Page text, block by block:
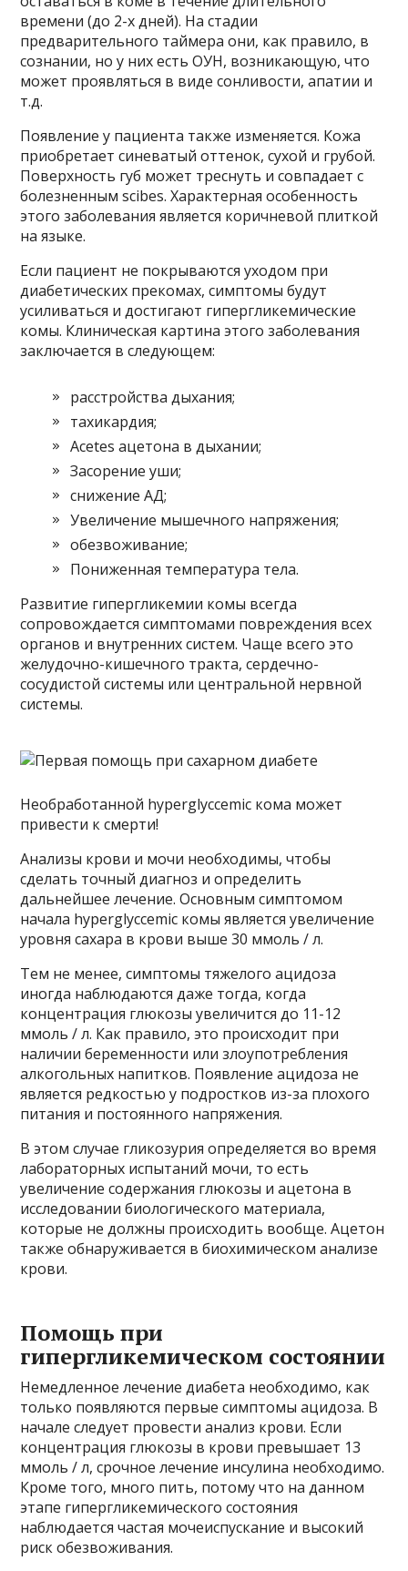
времени (до 2-х дней). На стадии
предварительного таймера они, как правило, в
сознании, но у них есть ОУН, возникающую, что
может проявляться в виде сонливости, апатии и
т.д.
Появление у пациента также изменяется. Кожа
приобретает синеватый оттенок, сухой и грубой.
Поверхность губ может треснуть и совпадает с
болезненным scibes. Характерная особенность
этого заболевания является коричневой плиткой
на языке.
Если пациент не покрываются уходом при
диабетических прекомах, симптомы будут
усиливаться и достигают гипергликемические
комы. Клиническая картина этого заболевания
заключается в следующем:
расстройства дыхания;
тахикардия;
Acetes ацетона в дыхании;
Засорение уши;
снижение АД;
Увеличение мышечного напряжения;
обезвоживание;
Пониженная температура тела.
Развитие гипергликемии комы всегда
сопровождается симптомами повреждения всех
органов и внутренних систем. Чаще всего это
желудочно-кишечного тракта, сердечно-
сосудистой системы или центральной нервной
системы.
Необработанной hyperglyccemic кома может
привести к смерти!
Анализы крови и мочи необходимы, чтобы
сделать точный диагноз и определить
дальнейшее лечение. Основным симптомом
начала hyperglyccemic комы является увеличение
уровня сахара в крови выше 30 ммоль / л.
Тем не менее, симптомы тяжелого ацидоза
иногда наблюдаются даже тогда, когда
концентрация глюкозы увеличится до 11-12
ммоль / л. Как правило, это происходит при
наличии беременности или злоупотребления
алкогольных напитков. Появление ацидоза не
является редкостью у подростков из-за плохого
питания и постоянного напряжения.
В этом случае гликозурия определяется во время
лабораторных испытаний мочи, то есть
увеличение содержания глюкозы и ацетона в
исследовании биологического материала,
которые не должны происходить вообще. Ацетон
также обнаруживается в биохимическом анализе
крови.
Помощь при
гипергликемическом состоянии
Немедленное лечение диабета необходимо, как
только появляются первые симптомы ацидоза. В
начале следует провести анализ крови. Если
концентрация глюкозы в крови превышает 13
ммоль / л, срочное лечение инсулина необходимо.
Кроме того, много пить, потому что на данном
этапе гипергликемического состояния
наблюдается частая мочеиспускание и высокий
риск обезвоживания.